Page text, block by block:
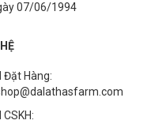
07/06/1994
Đặt Hàng:
CSKH: